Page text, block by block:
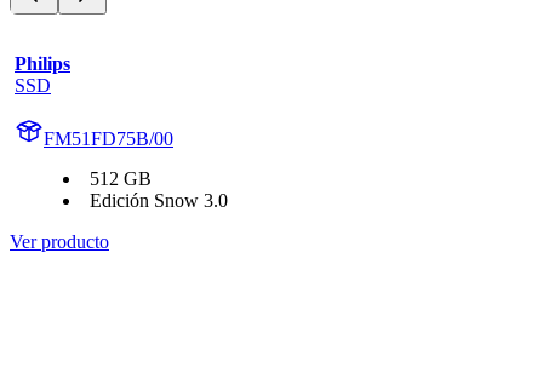
Philips
SSD
FM51FD75B/00
512 GB
Edición Snow 3.0
Ver producto